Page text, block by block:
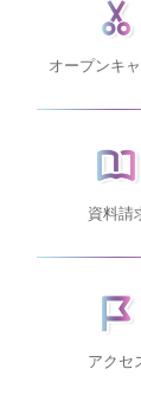
オープンキ
資料請
アクセ